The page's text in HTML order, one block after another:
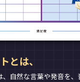
とは、
、自然な言葉や発音を